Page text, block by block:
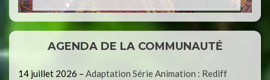
AGENDA DE LA COMMUNAUTÉ
14 juillet 2026 – Adaptation Série Animation : Rediff